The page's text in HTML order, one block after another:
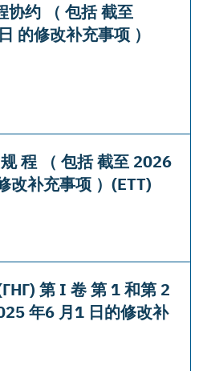
协约 （ 包括 截至
的修改补充事项 ）
程 （ 包括 截至 2026
改补充事项 ）(ЕТТ)
第 I 卷 第 1 和第 2
年6 月1 日的修改补